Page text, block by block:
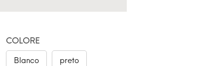
COLORE
Blanco preto